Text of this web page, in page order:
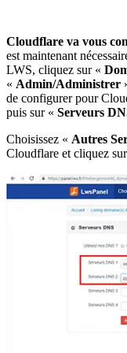
Cloudflare va vous
est maintenant
LWS, cliquez sur «
« Admin/Administrer
de configurer pour
puis sur « Serveurs
Choisissez « Autres
Cloudflare et cliquez